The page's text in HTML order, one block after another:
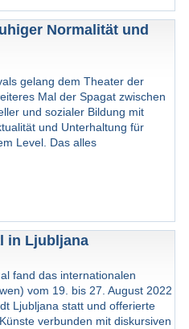
Normalität und
gelang dem Theater der
Mal der Spagat zwischen
und sozialer Bildung mit
und Unterhaltung für
Level. Das alles
in Ljubljana
fand das internationalen
vom 19. bis 27. August 2022
Ljubljana statt und offerierte
verbunden mit diskursiven